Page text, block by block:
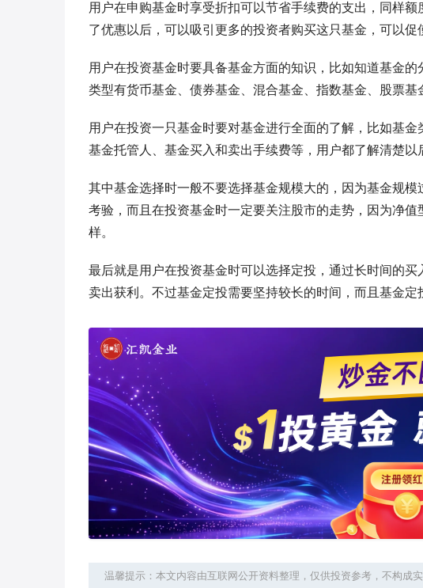
用户在申购基金时享受折扣可以节省手续费的支出，同样
了优惠以后，可以吸引更多的投资者购买这只基金，可以促
用户在投资基金时要具备基金方面的知识，比如知道基金
类型有货币基金、债券基金、混合基金、指数基金、股票基
用户在投资一只基金时要对基金进行全面的了解，比如基
基金托管人、基金买入和卖出手续费等，用户都了解清楚以
其中基金选择时一般不要选择基金规模大的，因为基金规
考验，而且在投资基金时一定要关注股市的走势，因为净
样。
最后就是用户在投资基金时可以选择定投，通过长时间的
卖出获利。不过基金定投需要坚持较长的时间，而且基金定
温馨提示：本文内容由互联网公开资料整理，仅供投资参考，不构成实